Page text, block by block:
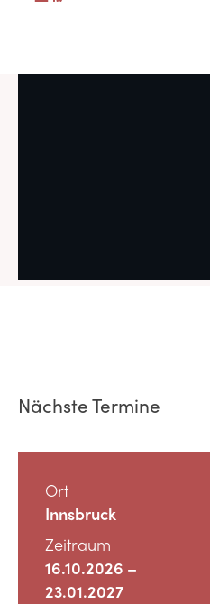
Nächste Termine
Ort
Innsbruck
Zeitraum
16.10.2026 –
23.01.2027